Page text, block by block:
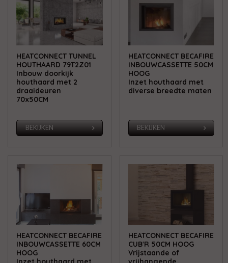
HEATCONNECT TUNNEL
HOUTHAARD 79T2Z01
Inbouw doorkijk
houthaard met 2
draaideuren
70x50CM
BEKIJKEN
HEATCONNECT BECAFIRE
INBOUWCASSETTE 50CM
HOOG
Inzet houthaard met
diverse breedte maten
BEKIJKEN
HEATCONNECT BECAFIRE
INBOUWCASSETTE 60CM
HOOG
HEATCONNECT BECAFIRE
CUB'R 50CM HOOG
Vrijstaande of